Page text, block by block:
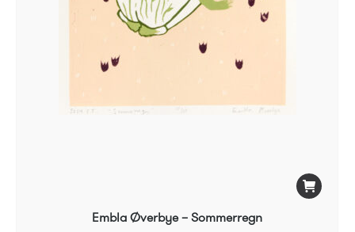
Embla Øverbye – Sommerregn